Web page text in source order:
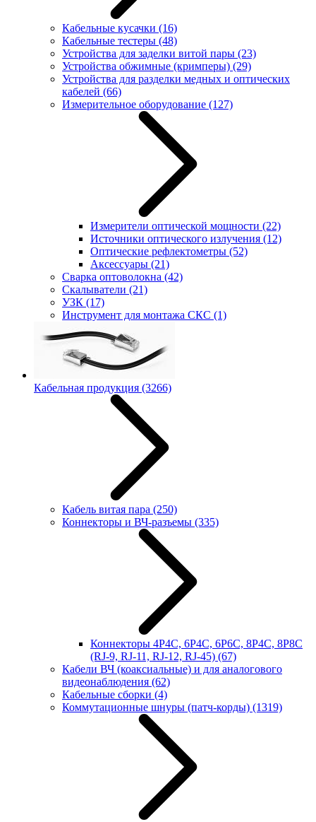
Кабельные кусачки (16)
Кабельные тестеры (48)
Устройства для заделки витой пары (23)
Устройства обжимные (кримперы) (29)
Устройства для разделки медных и оптических
кабелей (66)
Измерительное оборудование (127)
Измерители оптической мощности (22)
Источники оптического излучения (12)
Оптические рефлектометры (52)
Аксессуары (21)
Сварка оптоволокна (42)
Скалыватели (21)
УЗК (17)
Инструмент для монтажа СКС (1)
Кабельная продукция (3266)
Кабель витая пара (250)
Коннекторы и ВЧ-разъемы (335)
Коннекторы 4P4C, 6P4C, 6P6C, 8P4C, 8P8C
(RJ-9, RJ-11, RJ-12, RJ-45) (67)
Кабели ВЧ (коаксиальные) и для аналогового
видеонаблюдения (62)
Кабельные сборки (4)
Коммутационные шнуры (патч-корды) (1319)